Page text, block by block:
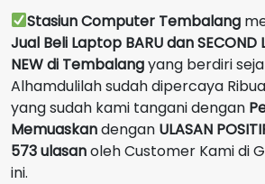
Stasiun Computer Tembalang
Jual Beli Laptop BARU dan SECOND
NEWdi Tembalangyang berdiri
Alhamdulilah sudah dipercaya
yang sudah kami tangani dengan
Memuaskandengan ULASAN
573 ulasanoleh Customer Kami di
ini.